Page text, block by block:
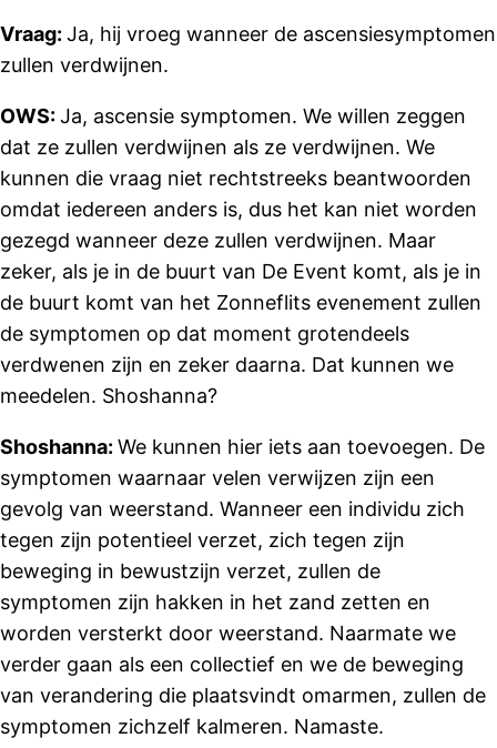
Vraag: Ja, hij vroeg wanneer de ascensiesymptomen
zullen verdwijnen.
OWS:Ja, ascensie symptomen. We willen zeggen
dat ze zullen verdwijnen als ze verdwijnen. We
kunnen die vraag niet rechtstreeks beantwoorden
omdat iedereen anders is, dus het kan niet worden
gezegd wanneer deze zullen verdwijnen. Maar
zeker, als je in de buurt van De Event komt, als je in
de buurt komt van het Zonneflits evenement zullen
de symptomen op dat moment grotendeels
verdwenen zijn en zeker daarna. Dat kunnen we
meedelen. Shoshanna?
Shoshanna: We kunnen hier iets aan toevoegen. De
symptomen waarnaar velen verwijzen zijn een
gevolg van weerstand. Wanneer een individu zich
tegen zijn potentieel verzet, zich tegen zijn
beweging in bewustzijn verzet, zullen de
symptomen zijn hakken in het zand zetten en
worden versterkt door weerstand. Naarmate we
verder gaan als een collectief en we de beweging
van verandering die plaatsvindt omarmen, zullen de
symptomen zichzelf kalmeren. Namaste.